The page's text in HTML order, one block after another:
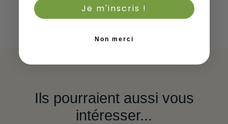
Ils pourraient aussi vous
intéresser...
Je m'inscris !
Non merci